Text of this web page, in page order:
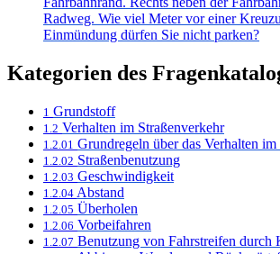
Radweg. Wie viel Meter vor einer
Einmündung dürfen Sie nicht parken?
Kategorien des
1 Grundstoff
1.2 Verhalten im Straßenverkehr
1.2.01 Grundregeln über das Verhalten
1.2.02 Straßenbenutzung
1.2.03 Geschwindigkeit
1.2.04 Abstand
1.2.05 Überholen
1.2.06 Vorbeifahren
1.2.07 Benutzung von Fahrstreifen durch